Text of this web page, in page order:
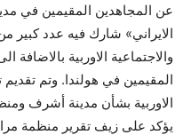
عن المجاهدين المقيمين في
الايراني» شارك فيه عدد كبير
والاجتماعية الاوربية بالاضافة
المقيمين في هولندا. وتم
الاوربية بشأن مدينة أشرف
يؤكد على زيف تقرير منظمة